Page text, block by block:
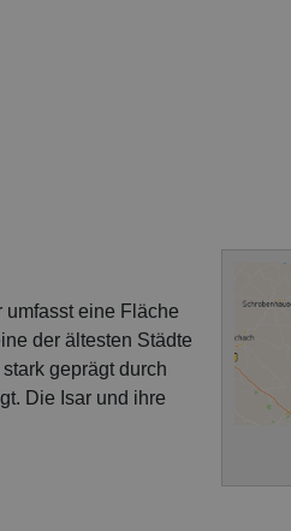
eine Fläche
der ältesten Städte
geprägt durch
Die Isar und ihre